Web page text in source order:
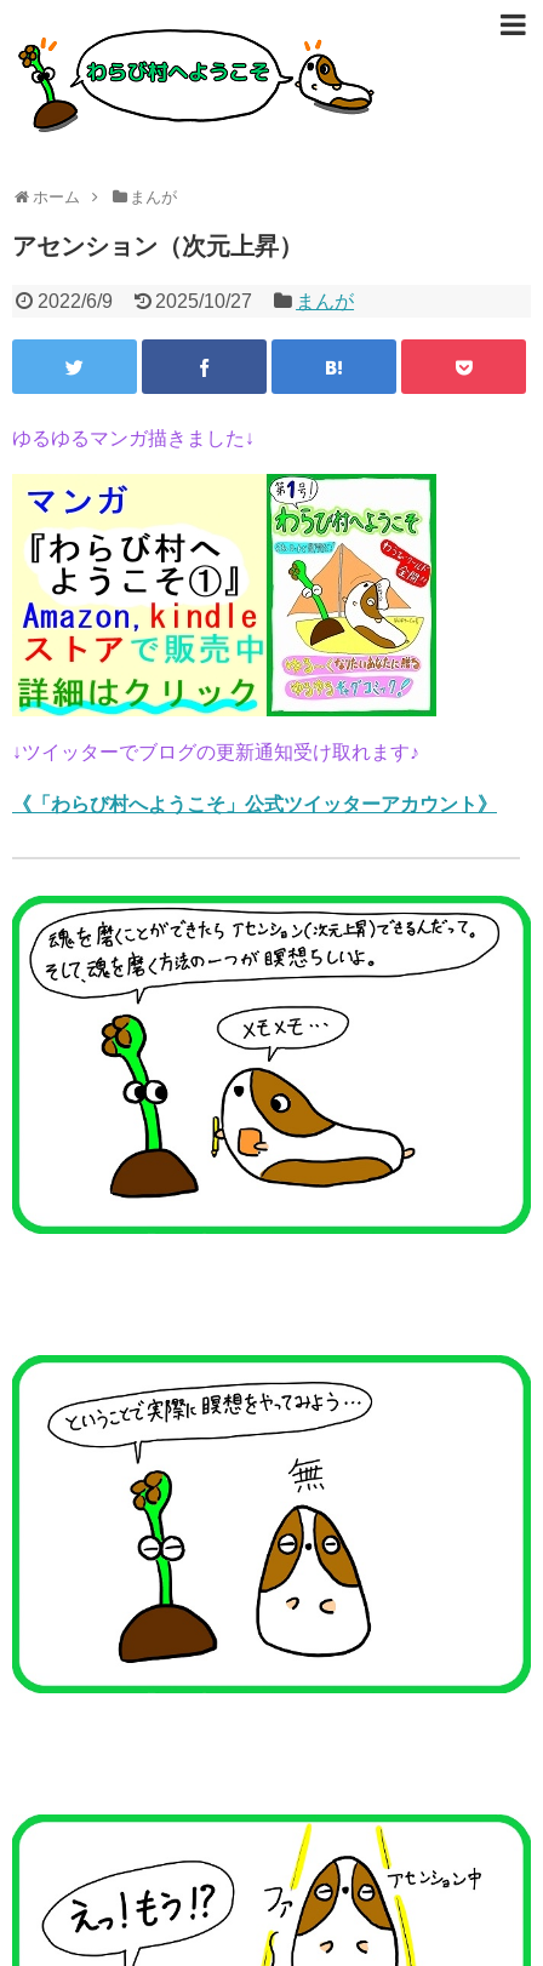
ホーム まんが
アセンション（次元上昇）
2022/6/9 2025/10/27 まんが
ゆるゆるマンガ描きました↓
↓ツイッターでブログの更新通知受け取れます♪
《「わらび村へようこそ」公式ツイッターアカウント》